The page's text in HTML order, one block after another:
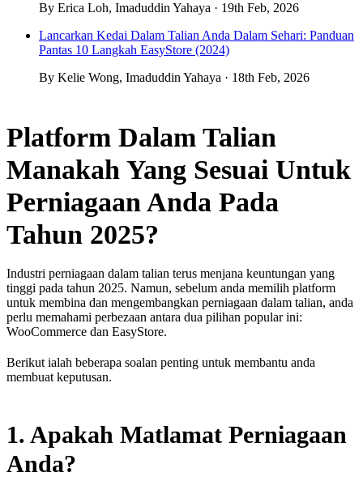
By Erica Loh, Imaduddin Yahaya · 19th Feb, 2026
Lancarkan Kedai Dalam Talian Anda Dalam Sehari: Panduan
Pantas 10 Langkah EasyStore (2024)
By Kelie Wong, Imaduddin Yahaya · 18th Feb, 2026
Platform Dalam Talian
Manakah Yang Sesuai Untuk
Perniagaan Anda Pada
Tahun 2025?
Industri perniagaan dalam talian terus menjana keuntungan yang
tinggi pada tahun 2025. Namun, sebelum anda memilih platform
untuk membina dan mengembangkan perniagaan dalam talian, anda
perlu memahami perbezaan antara dua pilihan popular ini:
WooCommerce dan EasyStore.
Berikut ialah beberapa soalan penting untuk membantu anda
membuat keputusan.
1. Apakah Matlamat Perniagaan
Anda?